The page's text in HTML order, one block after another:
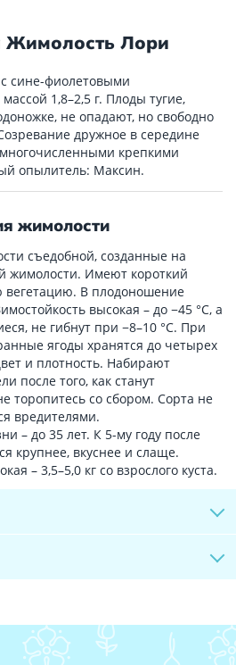
Жимолость Лори
сине-фиолетовыми
1,8–2,5 г. Плоды тугие,
не опадают, но свободно
дружное в середине
крепкими
опылитель: Максин.
жимолости
съедобной, созданные на
жимолости. Имеют короткий
В плодоношение
высокая – до −45 °C, а
не гибнут при −8–10 °C. При
ягоды хранятся до четырех
и плотность. Набирают
после того, как станут
торопитесь со сбором. Сорта не
вредителями.
– до 35 лет. К 5-му году после
крупнее, вкуснее и слаще.
– 3,5–5,0 кг со взрослого куста.